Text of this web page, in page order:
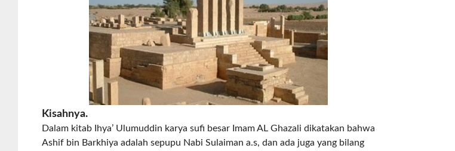
Kisahnya.
Dalam kitab Ihya’ Ulumuddin karya sufi besar Imam AL Ghazali dikatakan bahwa
Ashif bin Barkhiya adalah sepupu Nabi Sulaiman a.s, dan ada juga yang bilang